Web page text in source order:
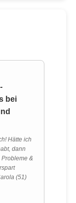
bei
Hätte ich
dann
&
(51)